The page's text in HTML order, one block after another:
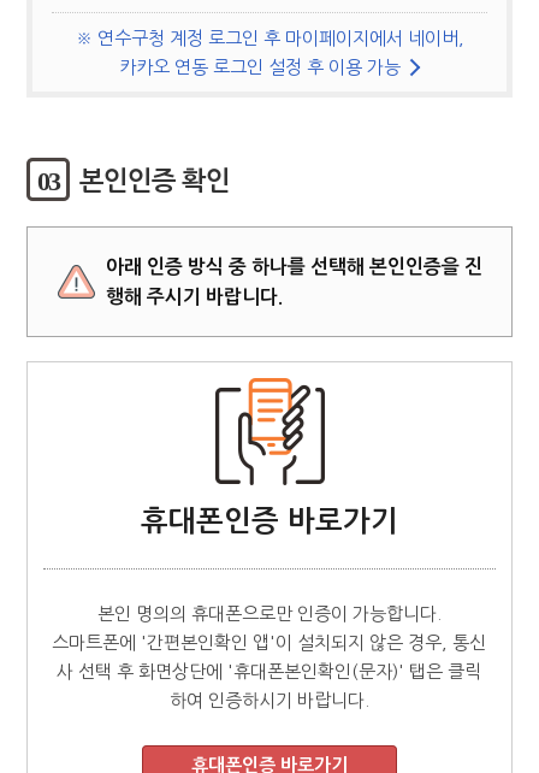
※ 연수구청 계정 로그인 후 마이페이지에서 네이버,
카카오 연동 로그인 설정 후 이용 가능
03 본인인증 확인
아래 인증 방식 중 하나를 선택해 본인인증을 진
행해 주시기 바랍니다.
휴대폰인증 바로가기
본인 명의의 휴대폰으로만 인증이 가능합니다.
스마트폰에 '간편본인확인 앱'이 설치되지 않은 경우, 통신
사 선택 후 화면상단에 '휴대폰본인확인(문자)' 탭은 클릭
하여 인증하시기 바랍니다.